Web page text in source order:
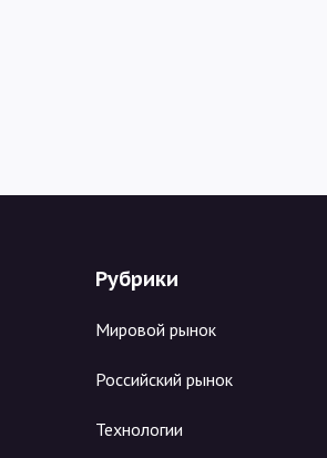
Рубрики
Мировой рынок
Российский рынок
Технологии